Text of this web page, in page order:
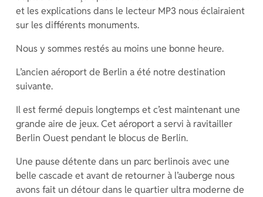
et les explications dans le lecteur MP3 nous éclairaient
sur les différents monuments.
Nous y sommes restés au moins une bonne heure.
L’ancien aéroport de Berlin a été notre destination
suivante.
Il est fermé depuis longtemps et c’est maintenant une
grande aire de jeux. Cet aéroport a servi à ravitailler
Berlin Ouest pendant le blocus de Berlin.
Une pause détente dans un parc berlinois avec une
belle cascade et avant de retourner à l’auberge nous
avons fait un détour dans le quartier ultra moderne de